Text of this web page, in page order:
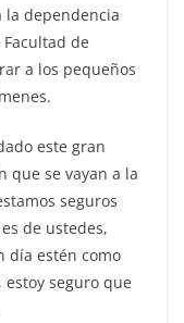
la dependencia
de
a los pequeños
este gran
que se vayan a la
seguros
de ustedes,
día estén como
seguro que